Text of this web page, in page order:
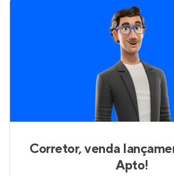
Corretor, venda
Apto!